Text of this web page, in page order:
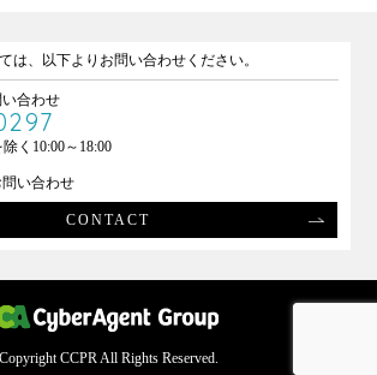
は、以下よりお問い合わせください。
合わせ
く10:00～18:00
い合わせ
CONTACT
Copyright CCPR All Rights Reserved.